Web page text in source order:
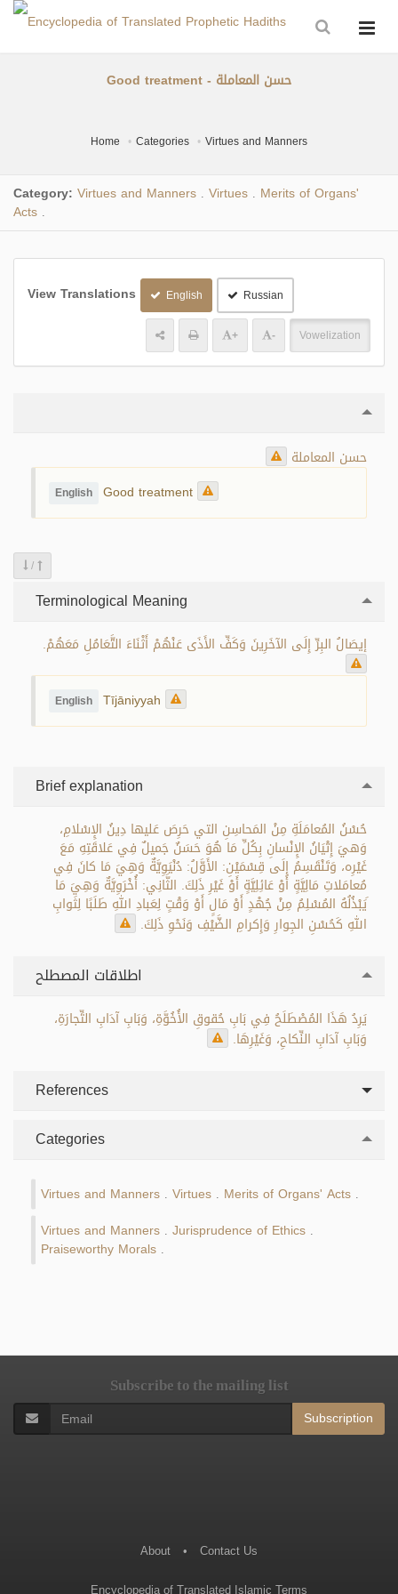
Good treatment - حسن المعاملة
Home Categories Virtues and Manners
Category: Virtues and Manners Virtues Merits of Organs'
Acts
View Translations English Russian
+ - Vowelization
حسن المعاملة
English Good treatment
/
Terminological Meaning
إيصَالُ البِرِّ إِلَى الآخَرِينَ وَكَفِّ الأَذَى عَنْهُمْ أَثْنَاءَ التَّعَامُلِ مَعَهُمْ.
English Tījāniyyah
Brief explanation
حُسْنُ المُعامَلَةِ مِنْ المَحاسِنِ التي حَرِصَ عَليها دِينُ الإِسْلامِ،
وَهيَ إِتْيَانُ الإِنْسانِ بِكُلِّ مَا هُوَ حَسَنٌ جَميلٌ فِي عَلاقَتِهِ مَعَ
غَيْرِه، وَتَنْقَسِمُ إِلَى قِسْمَيْنِ: الأَوَّلُ: دُنْيَوِيَّةٌ وَهِيَ مَا كانَ فِي
مُعامَلاتِ مَالِيَّةٍ أَوْ عَائِلِيَّةٍ أَوْ غَيْرِ ذَلِكَ. الثَّانِي: أُخْرَوِيَّةٌ وَهِيَ مَا
َيَبْذُلُهُ المُسْلِمُ مِنْ جُهْدٍ أَوْ مَالٍ أَوْ وَقْتٍ لِعَبادِ اللهِ طَلَبًا لِثَوابِ
اللهِ كَحُسْنِ الجِوارِ وَإِكرامِ الضَّيْفِ وَنَحْوِ ذَلِكَ.
اطلاقات المصطلح
يَرِدُ هَذَا المُصْطَلَحُ فِي بَابِ حُقوقِ الأُخُوَّةِ، وَبَابِ آدَابِ التِّجارَةِ،
وَبَابِ آدَابِ النِّكاحِ، وَغَيْرِهَا.
References
Categories
Virtues and Manners Virtues Merits of Organs' Acts
Virtues and Manners Jurisprudence of Ethics
Praiseworthy Morals
Subscribe to the mailing list
Subscription
About • Contact Us